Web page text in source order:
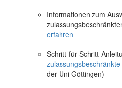
Informationen zum
erfahren
Schritt-für-Schritt-
der Uni Göttingen)